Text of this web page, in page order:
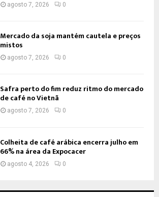
agosto 7, 2026 0
Mercado da soja mantém cautela e preços
mistos
agosto 7, 2026 0
Safra perto do fim reduz ritmo do mercado
de café no Vietnã
agosto 7, 2026 0
Colheita de café arábica encerra julho em
66% na área da Expocacer
agosto 4, 2026 0